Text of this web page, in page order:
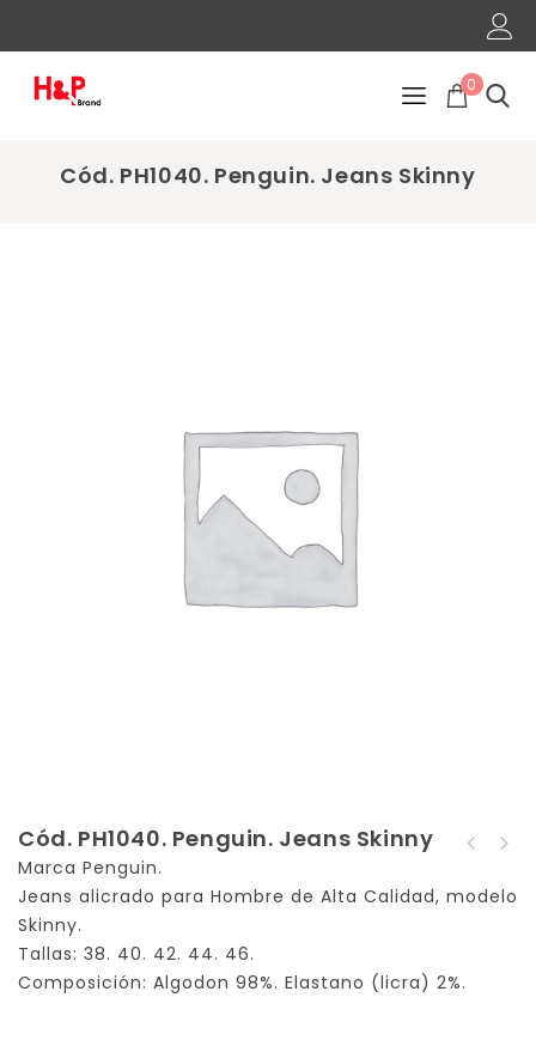
0
Cód. PH1040. Penguin. Jeans Skinny
Cód. PH1040. Penguin. Jeans Skinny
Marca Penguin.
Jeans alicrado para Hombre de Alta Calidad, modelo
Skinny.
Tallas: 38. 40. 42. 44. 46.
Composición: Algodon 98%. Elastano (licra) 2%.